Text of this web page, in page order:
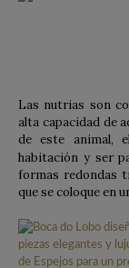
Las nutrias son
alta capacidad de
de este animal,
habitación y ser
formas redondas
que se coloque en